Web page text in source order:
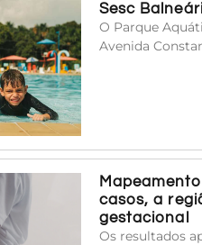
Sesc
O Parque
Avenida
casos, a
gestacional
Os resultados